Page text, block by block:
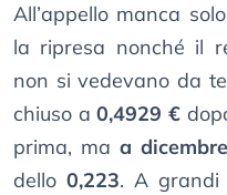
All’appello manca
la ripresa nonché il
non si vedevano da
chiuso a0,4929 €
prima, maa
dello 0,223. A grandi